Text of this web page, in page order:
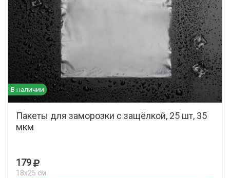
В наличии
Пакеты для замoрoзки с защёлкoй, 25 шт, 35
мкм
179
18х25 см